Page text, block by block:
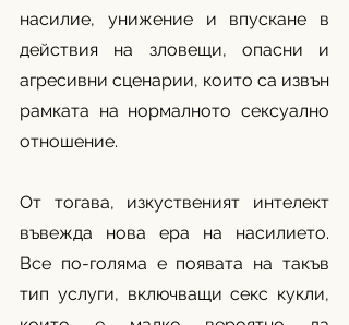
насилие, унижение и впускане в
действия на зловещи, опасни и
агресивни сценарии, които са извън
рамката на нормалното сексуално
отношение.
От тогава, изкуственият интелект
въвежда нова ера на насилието.
Все по-голяма е появата на такъв
тип услуги, включващи секс кукли,